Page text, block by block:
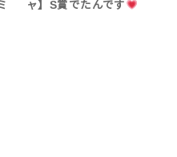
ャ】S賞でたんです